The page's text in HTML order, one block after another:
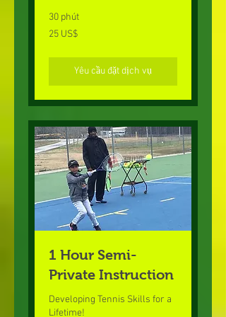
30 phút
25
đô
25 US$
Yêu cầu đặt dịch vụ
1 Hour Semi-
Private Instruction
Developing Tennis Skills for a
Lifetime!